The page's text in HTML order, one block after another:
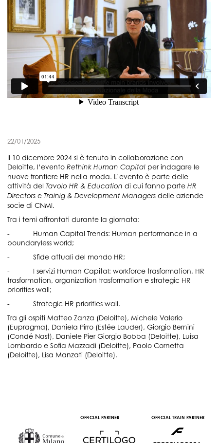
22/01/2025
Il 10 dicembre 2024 si è tenuto in collaborazione con
Deloitte, l’evento Rethink Human Capital per indagare le
nuove frontiere HR nella moda. L’evento è parte delle
attività del Tavolo HR & Education di cui fanno parte HR
Directors e Trainig & Development Managers delle aziende
socie di CNMI.
Tra i temi affrontati durante la giornata:
- Human Capital Trends: Human performance in a
boundaryless world;
- Sfide attuali del mondo HR;
- I servizi Human Capital: workforce trasformation, HR
trasformation, organization trasformation e strategic HR
priorities wall;
- Strategic HR priorities wall.
Tra gli ospiti Matteo Zanza (Deloitte), Michele Valerio
(Eupragma), Daniela Pirro (Estée Lauder), Giorgio Bernini
(Condé Nast), Daniele Pier Giorgio Bobba (Deloitte), Luisa
Lombardo e Sofia Mazzadi (Deloitte), Paolo Cornetta
(Deloitte), Lisa Manzati (Deloitte).
OFFICIAL PARTNER OFFICIAL TRAIN PARTNER